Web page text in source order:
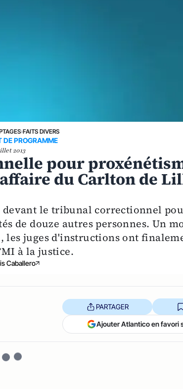
›FAITS DIVERS
DE PROGRAMME
2013
pour
du Carlton de
devant le tribunal correctionnel
de douze autres personnes. Un
les juges d'instructions ont
à la justice.
Caballero
PARTAGER
Ajouter Atlantico en favori